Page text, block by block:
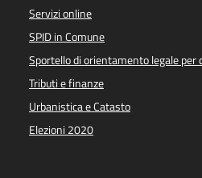
Servizi online
SPID in Comune
Sportello di orientamento legale per
Tributi e finanze
Urbanistica e Catasto
Elezioni 2020